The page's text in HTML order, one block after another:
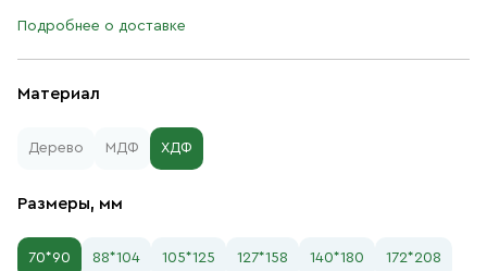
Материал
Дерево МДФ ХДФ
Размеры, мм
70*90 88*104 105*125 127*158 140*180 172*208
Подробнее о доставке